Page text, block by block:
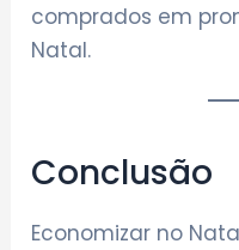
comprados em
Natal.
Conclusão
Economizar no